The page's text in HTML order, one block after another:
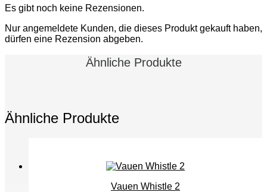
Es gibt noch keine Rezensionen.
Nur angemeldete Kunden, die dieses Produkt gekauft haben,
dürfen eine Rezension abgeben.
Ähnliche Produkte
Ähnliche Produkte
Vauen Whistle 2